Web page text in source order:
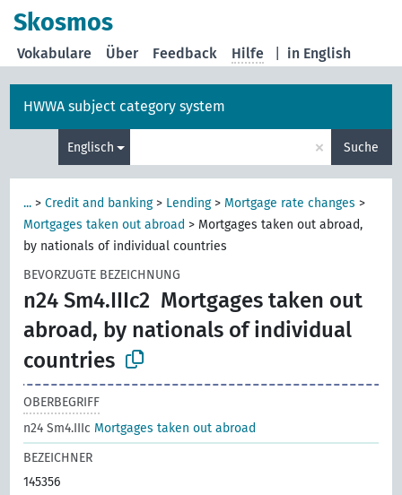
Skosmos
in English
Vokabulare Über Feedback Hilfe
HWWA subject category system
Englisch × Suche
... >Credit and banking> Lending> Mortgage rate changes >
Mortgages taken out abroad > Mortgages taken out abroad,
by nationals of individual countries
BEVORZUGTE BEZEICHNUNG
n24 Sm4.IIIc2 Mortgages taken out
abroad, by nationals of individual
countries
OBERBEGRIFF
n24 Sm4.IIIc Mortgages taken out abroad
BEZEICHNER
145356